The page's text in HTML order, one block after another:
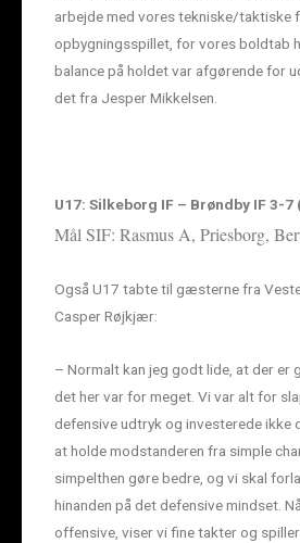
arbejde med vores tekniske/taktiske
opbygningsspillet, for vores boldtab
balance på holdet var afgørende for
det fra Jesper Mikkelsen.
U17: Silkeborg IF – Brøndby IF 3-7
Mål SIF: Rasmus A, Priesborg,
Også U17 tabte til gæsterne fra
Casper Røjkjær:
– Normalt kan jeg godt lide, at der er
det her var for meget. Vi var alt for
defensive udtryk og investerede ikke
at holde modstanderen fra simple
simpelthen gøre bedre, og vi skal
hinanden på det defensive mindset.
offensive, viser vi fine takter og